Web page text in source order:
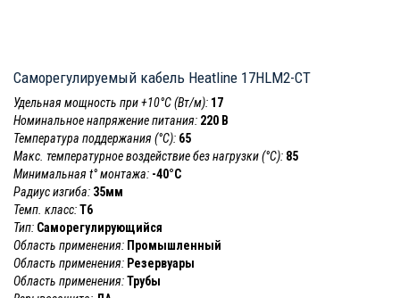
Саморегулируемый кабель Heatline 17HLM2-CT
Удельная мощность при +10°С (Вт/м): 17
Номинальное напряжение питания: 220 В
Температура поддержания (°С): 65
Макс. температурное воздействие без нагрузки (°С): 85
Минимальная t° монтажа: -40°С
Радиус изгиба: 35мм
Темп. класс:T6
Тип: Саморегулирующийся
Область применения: Промышленный
Область применения: Резервуары
Область применения:Трубы